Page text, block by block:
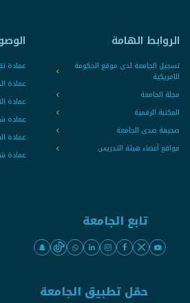
الروابط الهامة
تسجيل الجامعة لدى موقع الحكومة
الامريكية
مجلة الجامعة
المكتبة الرقمية
صحيفة صدى الجامعة
مواقع أعضاء هيئة التدريس
عمادة
عمادة
عمادة
عمادة
عمادة
عمادة
تابع الجامعة
حمّل تطبيق الجامعة